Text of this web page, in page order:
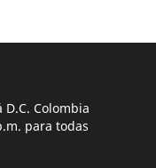
D.C. Colombia
para todas